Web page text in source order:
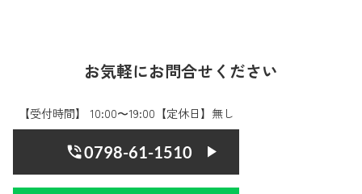
お気軽にお問合せください
【受付時間】 10:00〜19:00【定休日】無し
0798-61-1510